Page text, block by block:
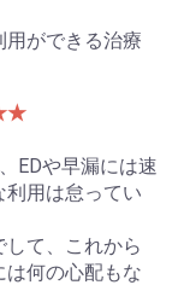
用ができる治療
EDや早漏には速
用は怠ってい
て、これから
は何の心配もな